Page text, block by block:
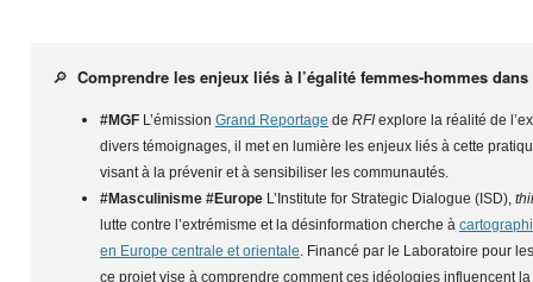
🔎 Comprendre les enjeux liés à l’égalité femmes-hommes
#MGF L’émission Grand Reportage de RFIexplore la réalité de
divers témoignages, il met en lumière les enjeux liés à cette
visant à la prévenir et à sensibiliser les communautés.
#Masculinisme #Europe L’Institute for Strategic Dialogue (ISD),
lutte contre l’extrémisme et la désinformation cherche à
en Europe centrale et orientale. Financé par le Laboratoire pour
ce projet vise à comprendre comment ces idéologies influencent